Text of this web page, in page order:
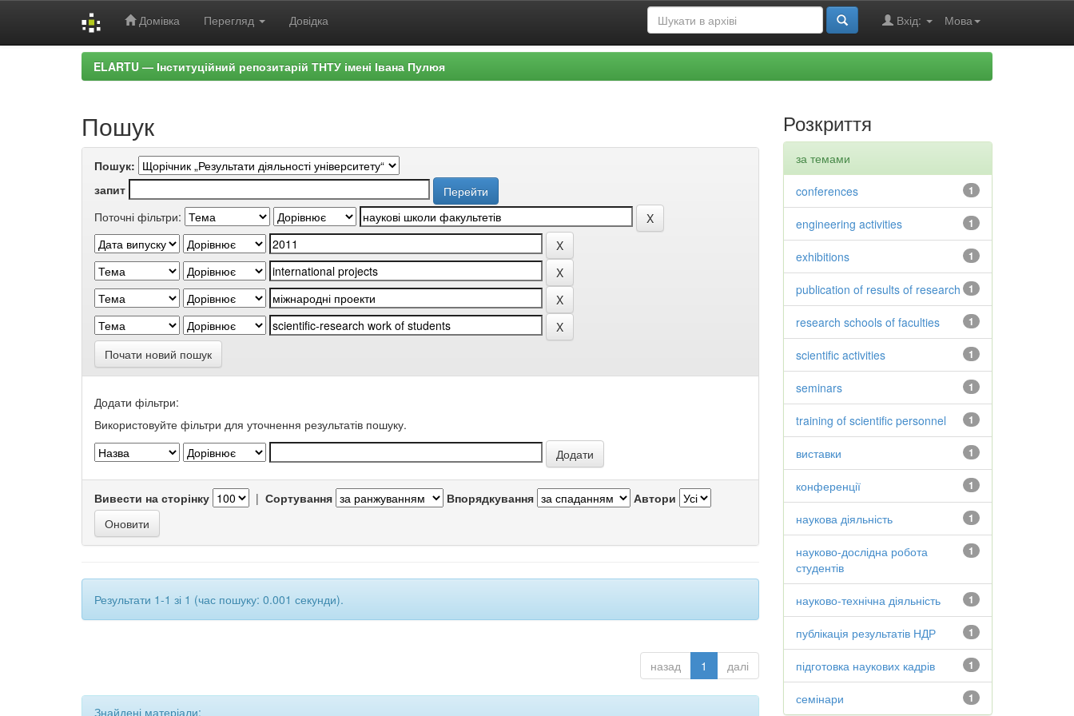
Домівка Перегляд Довідка Мова
Вхід:
ELARTU — Інституційний репозитарій ТНТУ імені Івана Пулюя
Пошук
Пошук:
запит
Поточні фільтри:
Почати новий пошук
Додати фільтри:
Використовуйте фільтри для уточнення результатів пошуку.
Вивести на сторінку | Сортування Впорядкування Автори
Результати 1-1 зі 1 (час пошуку: 0.001 секунди).
назад 1 далі
Знайдені матеріали:
Розкриття
за темами
1
conferences
1
engineering activities
1
exhibitions
1
publication of results of research
1
research schools of faculties
1
scientific activities
1
seminars
1
training of scientific personnel
1
виставки
1
конференції
1
наукова діяльність
1
науково-дослідна робота
студентів
1
науково-технічна діяльність
1
публікація результатів НДР
1
підготовка наукових кадрів
1
семінари